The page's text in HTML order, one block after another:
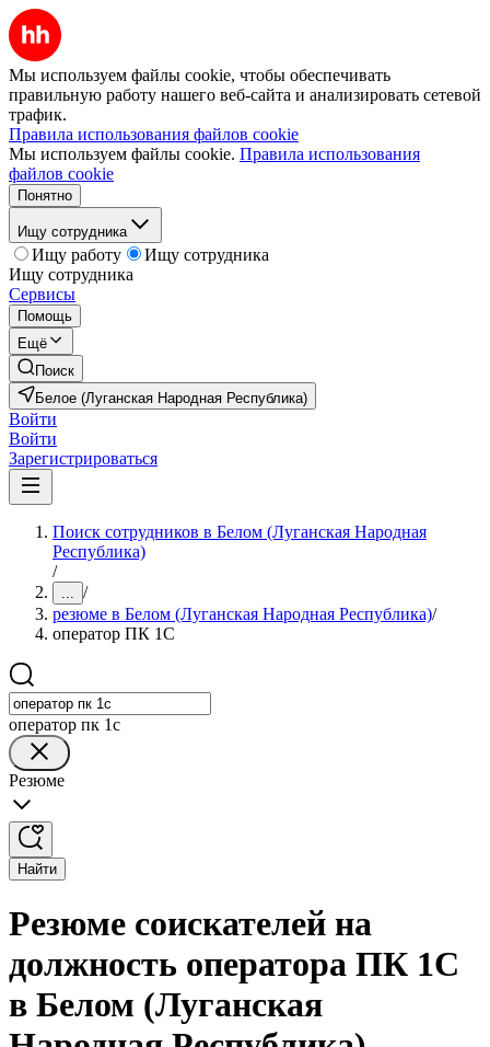
Мы используем файлы cookie, чтобы обеспечивать
правильную работу нашего веб-сайта и анализировать сетевой
трафик.
Правила использования файлов cookie
Мы используем файлы cookie. Правила использования
файлов cookie
Понятно
Ищу сотрудника
Ищу работу
Ищу сотрудника
Ищу сотрудника
Сервисы
Помощь
Ещё
Поиск
Белое (Луганская Народная Республика)
Войти
Войти
Зарегистрироваться
Поиск сотрудников в Белом (Луганская Народная
Республика)
/
... /
резюме в Белом (Луганская Народная Республика)/
оператор ПК 1С
оператор пк 1с
Резюме
Найти
Резюме соискателей на
должность оператора ПК 1С
в Белом (Луганская